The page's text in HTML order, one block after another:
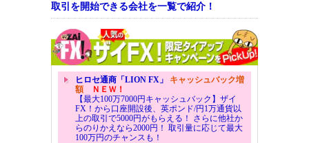
取引を開始できる会社を一覧で紹介！
ヒロセ通商「LION FX」 キャッシュバック増
額ＮＥＷ！
【最大100万7000円キャッシュバック】ザイ
FX！から口座開設後、英ポンド/円1万通貨以
上の取引で5000円がもらえる！ さらに他社か
らのりかえなら2000円！ 取引量に応じて最大
100万円のチャンスも！